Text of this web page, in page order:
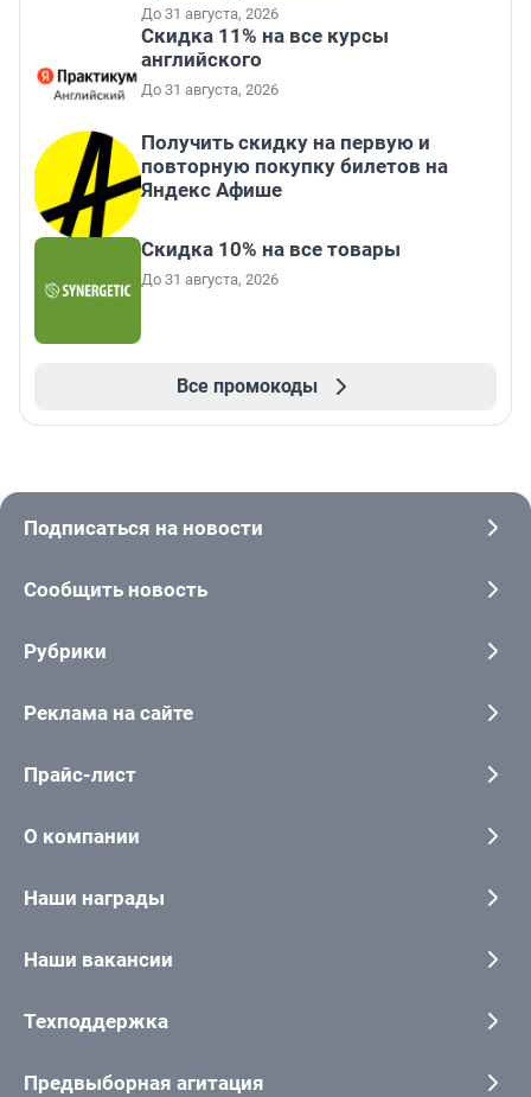
До 31 августа, 2026
Скидка 11% на все курсы
английского
До 31 августа, 2026
Получить скидку на первую и
повторную покупку билетов на
Яндекс Афише
Скидка 10% на все товары
До 31 августа, 2026
Все промокоды
Подписаться на новости
Сообщить новость
Рубрики
Реклама на сайте
Прайс-лист
О компании
Наши награды
Наши вакансии
Техподдержка
Предвыборная агитация